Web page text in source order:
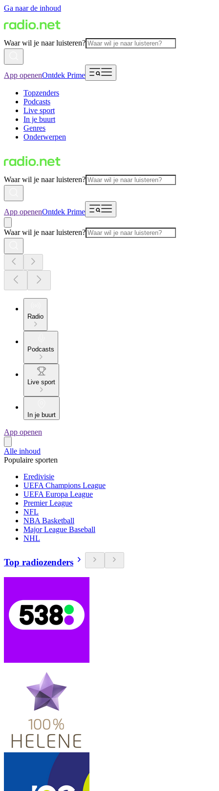
Ga naar de inhoud
Waar wil je naar luisteren?
App openenOntdek Prime
Topzenders
Podcasts
Live sport
In je buurt
Genres
Onderwerpen
Waar wil je naar luisteren?
App openenOntdek Prime
Waar wil je naar luisteren?
Radio
Podcasts
Live sport
In je buurt
App openen
Alle inhoud
Populaire sporten
Eredivisie
UEFA Champions League
UEFA Europa League
Premier League
NFL
NBA Basketball
Major League Baseball
NHL
Top radiozenders